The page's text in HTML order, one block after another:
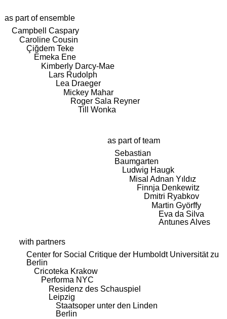
as part of ensemble
Campbell Caspary
Caroline Cousin
Çiğdem Teke
Emeka Ene
Kimberly Darcy-Mae
Lars Rudolph
Lea Draeger
Mickey Mahar
Roger Sala Reyner
Till Wonka
as part of team
Sebastian
Baumgarten
Ludwig Haugk
Misal Adnan Yıldız
Finnja Denkewitz
Dmitri Ryabkov
Martin Györffy
Eva da Silva
Antunes Alves
with partners
Center for Social Critique der Humboldt Universität zu
Berlin
Cricoteka Krakow
Performa NYC
Residenz des Schauspiel
Leipzig
Staatsoper unter den Linden
Berlin